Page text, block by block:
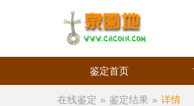
鉴定首页
在线鉴定 » 鉴定结果 » 详情